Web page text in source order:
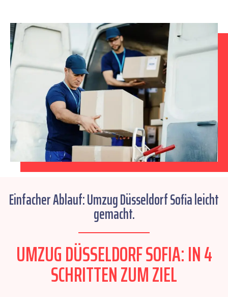
Einfacher Ablauf: Umzug Düsseldorf Sofia leicht
gemacht.
UMZUG DÜSSELDORF SOFIA: IN 4
SCHRITTEN ZUM ZIEL